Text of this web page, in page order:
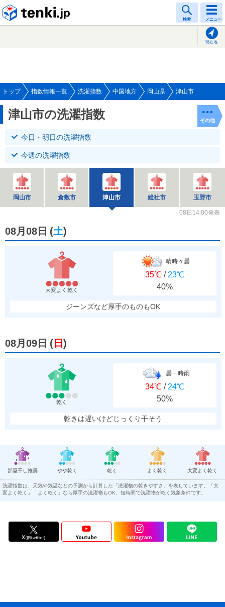
検索 メニュー
現在地
トップ 指数情報一覧 洗濯指数 中国地方 岡山県 津山市
津山市の洗濯指数 その他
今日・明日の洗濯指数
今週の洗濯指数
岡山市 倉敷市 津山市 総社市 玉野市
08日14:00発表
08月08日 (土)
大変よく乾く
晴時々曇
35℃ / 23℃
40%
ジーンズなど厚手のものもOK
08月09日 ( 日 )
乾く
曇一時雨
34℃ / 24℃
50%
乾きは遅いけどじっくり干そう
部屋干し推奨 やや乾く 乾く よく乾く 大変よく乾く
洗濯指数は、天気や気温などの予測から計算した「洗濯物の乾きやすさ」を表しています。「大
変よく乾く」「よく乾く」なら厚手の洗濯物もOK、短時間で洗濯物が乾く気象条件です。